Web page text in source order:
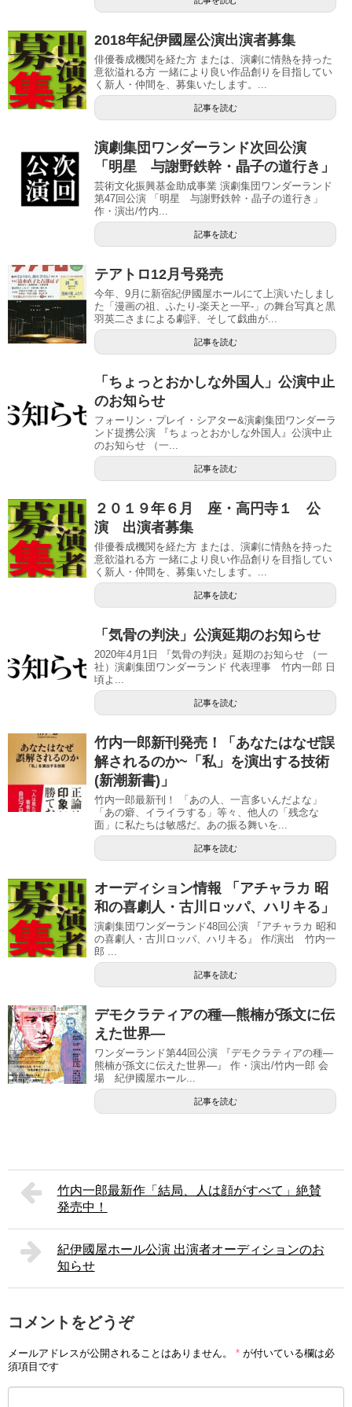
2018年紀伊國屋公演出演者募集
俳優養成機関を経た方 または、演劇に情熱を持った
意欲溢れる方 一緒により良い作品創りを目指してい
く新人・仲間を、募集いたします。...
記事を読む
演劇集団ワンダーランド次回公演
「明星 与謝野鉄幹・晶子の道行き」
芸術文化振興基金助成事業 演劇集団ワンダーランド
第47回公演 「明星 与謝野鉄幹・晶子の道行き」
作・演出/竹内...
記事を読む
テアトロ12月号発売
今年、9月に新宿紀伊國屋ホールにて上演いたしまし
た「漫画の祖、ふたり-楽天と一平-」の舞台写真と黒
羽英二さまによる劇評、そして戯曲が...
記事を読む
「ちょっとおかしな外国人」公演中止
のお知らせ
フォーリン・プレイ・シアター&演劇集団ワンダーラ
ンド提携公演 『ちょっとおかしな外国人』公演中止
のお知らせ （一...
記事を読む
２０１９年６月 座・高円寺１ 公
演 出演者募集
俳優養成機関を経た方 または、演劇に情熱を持った
意欲溢れる方 一緒により良い作品創りを目指してい
く新人・仲間を、募集いたします。...
記事を読む
「気骨の判決」公演延期のお知らせ
2020年4月1日 『気骨の判決』延期のお知らせ （一
社）演劇集団ワンダーランド 代表理事 竹内一郎 日
頃よ...
記事を読む
竹内一郎新刊発売！「あなたはなぜ誤
解されるのか~「私」を演出する技術
(新潮新書)」
竹内一郎最新刊！ 「あの人、一言多いんだよな」
「あの癖、イライラする」等々、他人の「残念な
面」に私たちは敏感だ。あの振る舞いを...
記事を読む
オーディション情報 「アチャラカ 昭
和の喜劇人・古川ロッパ、ハリキる」
演劇集団ワンダーランド48回公演 『アチャラカ 昭和
の喜劇人・古川ロッパ、ハリキる』 作/演出 竹内一
郎 ...
記事を読む
デモクラティアの種―熊楠が孫文に伝
えた世界―
ワンダーランド第44回公演 『デモクラティアの種―
熊楠が孫文に伝えた世界―』 作・演出/竹内一郎 会
場 紀伊國屋ホール...
記事を読む
竹内一郎最新作「結局、人は顔がすべて」絶賛
発売中！
紀伊國屋ホール公演 出演者オーディションのお
知らせ
コメントをどうぞ
メールアドレスが公開されることはありません。 * が付いている欄は必
須項目です